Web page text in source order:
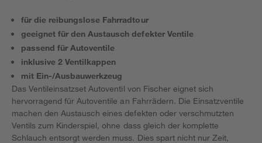
für die reibungslose Fahrradtour
geeignet für den Austausch defekter Ventile
passend für Autoventile
inklusive 2 Ventilkappen
mit Ein-/Ausbauwerkzeug
Das Ventileinsatzset Autoventil von Fischer eignet sich
hervorragend für Autoventile an Fahrrädern. Die Einsatzventile
machen den Austausch eines defekten oder verschmutzten
Ventils zum Kinderspiel, ohne dass gleich der komplette
Schlauch entsorgt werden muss. Dies spart nicht nur Zeit,